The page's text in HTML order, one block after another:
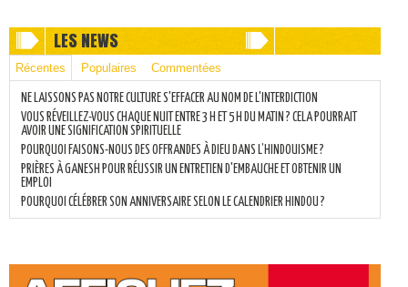
LES NEWS
Récentes Populaires Commentées
NE LAISSONS PAS NOTRE CULTURE S'EFFACER AU NOM DE L'INTERDICTION
VOUS RÉVEILLEZ-VOUS CHAQUE NUIT ENTRE 3 H ET 5 H DU MATIN ? CELA POURRAIT
AVOIR UNE SIGNIFICATION SPIRITUELLE
POURQUOI FAISONS-NOUS DES OFFRANDES À DIEU DANS L’HINDOUISME ?
PRIÈRES À GANESH POUR RÉUSSIR UN ENTRETIEN D'EMBAUCHE ET OBTENIR UN
EMPLOI
POURQUOI CÉLÉBRER SON ANNIVERSAIRE SELON LE CALENDRIER HINDOU ?